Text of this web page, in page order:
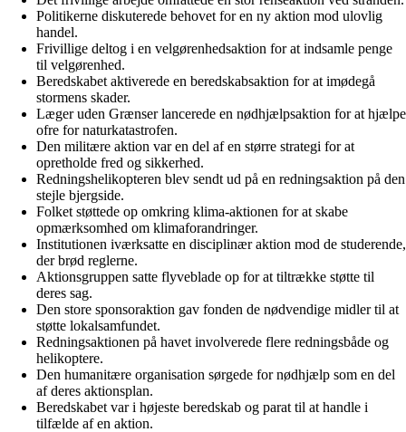
Politikerne diskuterede behovet for en ny aktion mod ulovlig
handel.
Frivillige deltog i en velgørenhedsaktion for at indsamle penge
til velgørenhed.
Beredskabet aktiverede en beredskabsaktion for at imødegå
stormens skader.
Læger uden Grænser lancerede en nødhjælpsaktion for at hjælpe
ofre for naturkatastrofen.
Den militære aktion var en del af en større strategi for at
opretholde fred og sikkerhed.
Redningshelikopteren blev sendt ud på en redningsaktion på den
stejle bjergside.
Folket støttede op omkring klima-aktionen for at skabe
opmærksomhed om klimaforandringer.
Institutionen iværksatte en disciplinær aktion mod de studerende,
der brød reglerne.
Aktionsgruppen satte flyveblade op for at tiltrække støtte til
deres sag.
Den store sponsoraktion gav fonden de nødvendige midler til at
støtte lokalsamfundet.
Redningsaktionen på havet involverede flere redningsbåde og
helikoptere.
Den humanitære organisation sørgede for nødhjælp som en del
af deres aktionsplan.
Beredskabet var i højeste beredskab og parat til at handle i
tilfælde af en aktion.